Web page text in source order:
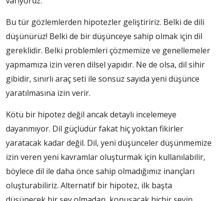
Bu tür gözlemlerden hipotezler geliştiririz. Belki de dili
düşünürüz! Belki de bir düşünceye sahip olmak için dil
gereklidir. Belki problemleri çözmemize ve genellemeler
yapmamıza izin veren dilsel yapıdır. Ne de olsa, dil sihir
gibidir, sınırlı araç seti ile sonsuz sayıda yeni düşünce
yaratılmasına izin verir.
Kötü bir hipotez değil ancak detaylı incelemeye
dayanmıyor. Dil güçlüdür fakat hiç yoktan fikirler
yaratacak kadar değil. Dil, yeni düşünceler düşünmemize
izin veren yeni kavramlar oluşturmak için kullanılabilir,
böylece dil ile daha önce sahip olmadığımız inançları
oluşturabiliriz. Alternatif bir hipotez, ilk başta